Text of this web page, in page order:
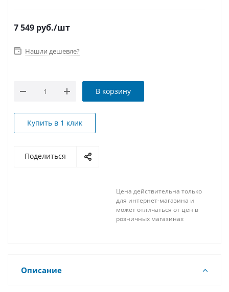
7 549 руб./шт
Нашли дешевле?
В корзину
Купить в 1 клик
Поделиться
Цена действительна только
для интернет-магазина и
может отличаться от цен в
розничных магазинах
Описание